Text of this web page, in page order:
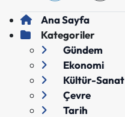
Ana Sayfa
Kategoriler
Gündem
Ekonomi
Kültür-Sanat
Çevre
Tarih